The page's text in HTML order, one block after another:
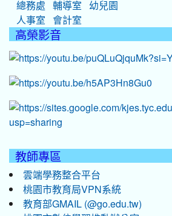
總務處
輔導室
幼兒園
人事室
會計室
高榮影音
教師專區
雲端學務整合平台
桃園市教育局VPN系統
教育部GMAIL (@go.edu.tw)